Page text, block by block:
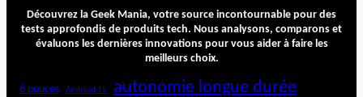
Découvrez la Geek Mania, votre source incontournable pour des
tests approfondis de produits tech. Nous analysons, comparons et
évaluons les dernières innovations pour vous aider à faire les
meilleurs choix.
6 pouces Android 15 autonomie longue durée